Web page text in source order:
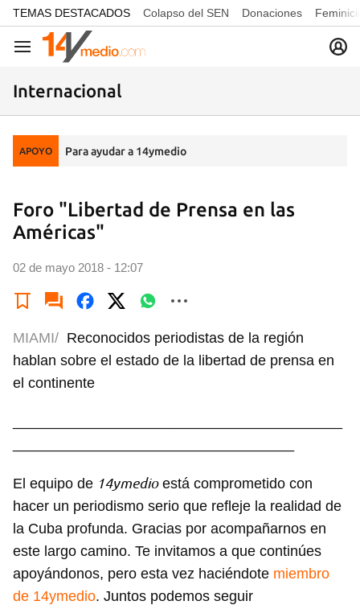
common.go-to-content
TEMAS DESTACADOS Colapso del SEN Donaciones
Navegación
Internacional
APOYO Para ayudar a 14ymedio
Foro "Libertad de Prensa en las
Américas"
02 de mayo 2018 - 12:07
MIAMI/ Reconocidos periodistas de la región
hablan sobre el estado de la libertad de prensa en
el continente
El equipo de 14ymedioestá comprometido con
hacer un periodismo serio que refleje la realidad de
la Cuba profunda. Gracias por acompañarnos en
este largo camino. Te invitamos a que continúes
apoyándonos, pero esta vez haciéndote miembro
de 14ymedio. Juntos podemos seguir